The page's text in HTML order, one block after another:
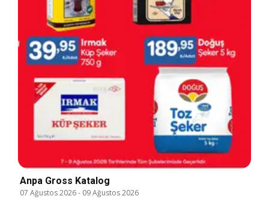
Anpa Gross Katalog
07 Ağustos 2026- 09 Ağustos 2026